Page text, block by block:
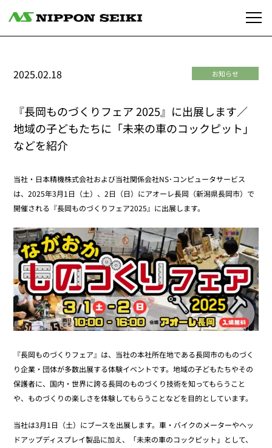
お知らせ
2025.02.18
『長岡ものづくりフェア 2025』に出展します／
地域の子どもたちに「未来の車のコックピット」
などを紹介
当社・日本精機株式会社および当社関係会社NS･コンピュータサービス
は、2025年3月1日（土）、2日（日）にアオーレ長岡（新潟県長岡市）で
開催される『長岡ものづくりフェア2025』に出展します。
『長岡ものづくりフェア』は、当社の本社所在地である長岡市のものづく
り企業・団体が多数出展する体験イベントです。地域の子どもたちやその
保護者に、国内・世界に誇る長岡のものづくり技術を知ってもらうこと
や、ものづくりの楽しさを体験してもらうことなどを目的としています。
当社は3月1日（土）にブースを出展します。車・バイクのメーターやヘッ
ドアップディスプレイ製品に加え、「未来の車のコックピット」として、